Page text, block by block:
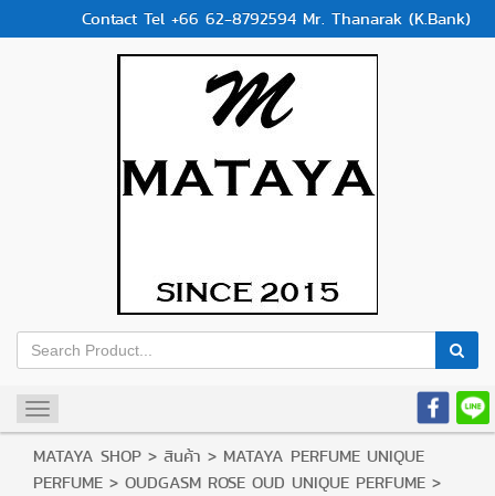
Contact Tel +66 62-8792594 Mr. Thanarak (K.Bank)
Toggle
navigation
MATAYA SHOP > สินค้า > MATAYA PERFUME UNIQUE
PERFUME > OUDGASM ROSE OUD UNIQUE PERFUME >